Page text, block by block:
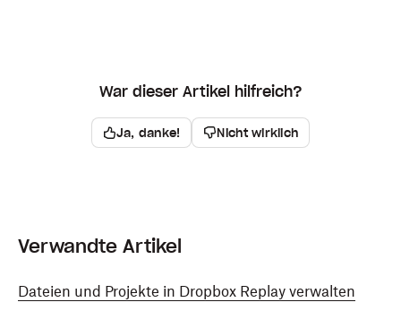
War dieser Artikel hilfreich?
Ja, danke! Nicht wirklich
Verwandte Artikel
Dateien und Projekte in Dropbox Replay verwalten